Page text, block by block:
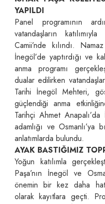
YAPILDI
Panel programının
vatandaşların
Camii’nde kılındı.
İnegöl’de yaptırdığı ve
anma programı
dualar edilirken
Tarihi İnegöl Mehteri,
güçlendiği anma
Tarihçi Ahmet
adamlığı ve Osmanlı’ya
anlatımlarda bulundu.
AYAK BASTIĞIMIZ
Yoğun katılımla
Paşa’nın İnegöl ve
önemin bir kez daha
olarak kayıtlara geçti.